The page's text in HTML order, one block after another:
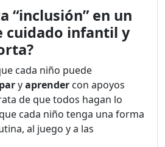
“inclusión” en un
cuidado infantil y
cada niño puede
yaprender con apoyos
de que todos hagan lo
cada niño tenga una forma
al juego y a las